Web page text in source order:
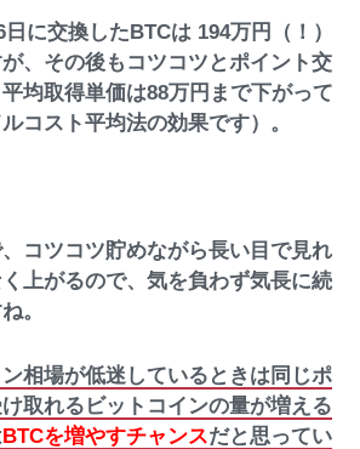
に交換したBTCは 194万円（！）
、その後もコツコツとポイント交
均取得単価は88万円まで下がって
コスト平均法の効果です）。
コツコツ貯めながら長い目で見れ
上がるので、気を負わず気長に続
。
相場が低迷しているときは同じポ
取れるビットコインの量が増える
BTCを増やすチャンスだと思ってい